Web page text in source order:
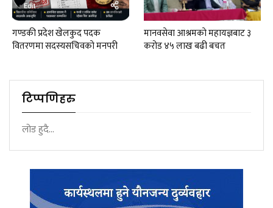
गण्डकी प्रदेश खेलकुद पदक
वितरणमा सदस्यसचिवकाे मनपरी
मानवसेवा आश्रमकाे‌ महायज्ञबाट ३
करोड ४५ लाख बढी बचत
टिप्पणिहरु
लोड हुदै...